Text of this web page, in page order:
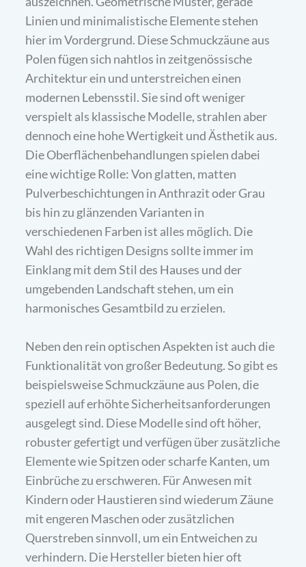
Linien und minimalistische Elemente stehen
hier im Vordergrund. Diese Schmuckzäune aus
Polen fügen sich nahtlos in zeitgenössische
Architektur ein und unterstreichen einen
modernen Lebensstil. Sie sind oft weniger
verspielt als klassische Modelle, strahlen aber
dennoch eine hohe Wertigkeit und Ästhetik aus.
Die Oberflächenbehandlungen spielen dabei
eine wichtige Rolle: Von glatten, matten
Pulverbeschichtungen in Anthrazit oder Grau
bis hin zu glänzenden Varianten in
verschiedenen Farben ist alles möglich. Die
Wahl des richtigen Designs sollte immer im
Einklang mit dem Stil des Hauses und der
umgebenden Landschaft stehen, um ein
harmonisches Gesamtbild zu erzielen.
Neben den rein optischen Aspekten ist auch die
Funktionalität von großer Bedeutung. So gibt es
beispielsweise Schmuckzäune aus Polen, die
speziell auf erhöhte Sicherheitsanforderungen
ausgelegt sind. Diese Modelle sind oft höher,
robuster gefertigt und verfügen über zusätzliche
Elemente wie Spitzen oder scharfe Kanten, um
Einbrüche zu erschweren. Für Anwesen mit
Kindern oder Haustieren sind wiederum Zäune
mit engeren Maschen oder zusätzlichen
Querstreben sinnvoll, um ein Entweichen zu
verhindern. Die Hersteller bieten hier oft